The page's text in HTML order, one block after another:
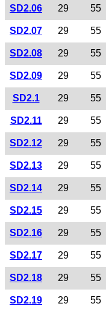
SD2.06 29 55
SD2.07 29 55
SD2.08 29 55
SD2.09 29 55
SD2.1 29 55
SD2.11 29 55
SD2.12 29 55
SD2.13 29 55
SD2.14 29 55
SD2.15 29 55
SD2.16 29 55
SD2.17 29 55
SD2.18 29 55
SD2.19 29 55